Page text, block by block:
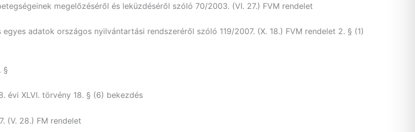
megelőzéséről és leküzdéséről szóló 70/2003. (VI. 27.) FVM rendelet
adatok országos nyilvántartási rendszeréről szóló 119/2007. (X. 18.) FVM rendelet 2. § (1)
§
évi XLVI. törvény 18. § (6) bekezdés
(V. 28.) FM rendelet